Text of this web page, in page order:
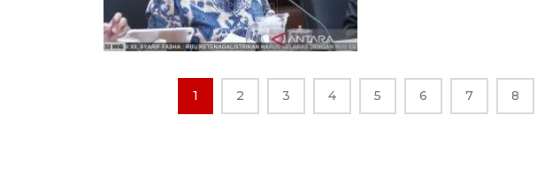
1 2 3 4 5 6 7 8